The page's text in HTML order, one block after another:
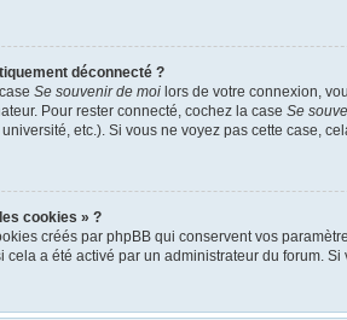
déconnecté ?
Se souvenir de moi lors de votre connexion,
Pour rester connecté, cochez la case Se
etc.). Si vous ne voyez pas cette case,
cookies » ?
créés par phpBB qui conservent vos
cela a été activé par un administrateur du forum.